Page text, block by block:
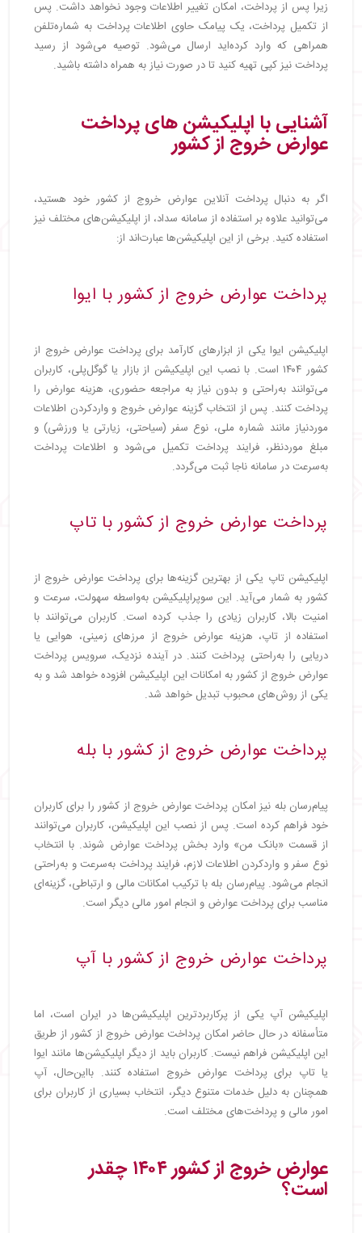
زیرا پس از پرداخت، امکان تغییر اطلاعات وجود نخواهد داشت. پس
از تکمیل پرداخت، یک پیامک حاوی اطلاعات پرداخت به شماره‌تلفن
همراهی که وارد کرده‌اید ارسال می‌شود. توصیه می‌شود از رسید
پرداخت نیز کپی تهیه کنید تا در صورت نیاز به همراه داشته باشید.
آشنایی با اپلیکیشن‌ های پرداخت
عوارض خروج از کشور
اگر به دنبال پرداخت آنلاین عوارض خروج از کشور خود هستید،
می‌توانید علاوه بر استفاده از سامانه سداد، از اپلیکیشن‌های مختلف نیز
استفاده کنید. برخی از این اپلیکیشن‌ها عبارت‌اند از:
پرداخت عوارض خروج از کشور با ایوا
اپلیکیشن ایوا یکی از ابزارهای کارآمد برای پرداخت عوارض خروج از
کشور ۱۴۰۴ است. با نصب این اپلیکیشن از بازار یا گوگل‌پلی، کاربران
می‌توانند به‌راحتی و بدون نیاز به مراجعه حضوری، هزینه عوارض را
پرداخت کنند. پس از انتخاب گزینه عوارض خروج و واردکردن اطلاعات
موردنیاز مانند شماره ملی، نوع سفر (سیاحتی، زیارتی یا ورزشی) و
مبلغ موردنظر، فرایند پرداخت تکمیل می‌شود و اطلاعات پرداخت
به‌سرعت در سامانه ناجا ثبت می‌گردد.
پرداخت عوارض خروج از کشور با تاپ
اپلیکیشن تاپ یکی از بهترین گزینه‌ها برای پرداخت عوارض خروج از
کشور به شمار می‌آید. این سوپراپلیکیشن به‌واسطه سهولت، سرعت و
امنیت بالا، کاربران زیادی را جذب کرده است. کاربران می‌توانند با
استفاده از تاپ، هزینه عوارض خروج از مرزهای زمینی، هوایی یا
دریایی را به‌راحتی پرداخت کنند. در آینده نزدیک، سرویس پرداخت
عوارض خروج از کشور به امکانات این اپلیکیشن افزوده خواهد شد و به
یکی از روش‌های محبوب تبدیل خواهد شد.
پرداخت عوارض خروج از کشور با بله
پیام‌رسان بله نیز امکان پرداخت عوارض خروج از کشور را برای کاربران
خود فراهم کرده است. پس از نصب این اپلیکیشن، کاربران می‌توانند
از قسمت «بانک من» وارد بخش پرداخت عوارض شوند. با انتخاب
نوع سفر و واردکردن اطلاعات لازم، فرایند پرداخت به‌سرعت و به‌راحتی
انجام می‌شود. پیام‌رسان بله با ترکیب امکانات مالی و ارتباطی، گزینه‌ای
مناسب برای پرداخت عوارض و انجام امور مالی دیگر است.
پرداخت عوارض خروج از کشور با آپ
اپلیکیشن آپ یکی از پرکاربردترین اپلیکیشن‌ها در ایران است، اما
متأسفانه در حال حاضر امکان پرداخت عوارض خروج از کشور از طریق
این اپلیکیشن فراهم نیست. کاربران باید از دیگر اپلیکیشن‌ها مانند ایوا
یا تاپ برای پرداخت عوارض خروج استفاده کنند. بااین‌حال، آپ
همچنان به دلیل خدمات متنوع دیگر، انتخاب بسیاری از کاربران برای
امور مالی و پرداخت‌های مختلف است.
عوارض خروج از کشور ۱۴۰۴ چقدر
است؟